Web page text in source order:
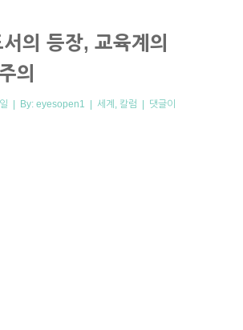
의 등장, 교육계의
의
| By: eyesopen1 | 세계 칼럼 | 댓글이